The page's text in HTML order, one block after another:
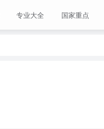
专业大全 国家重点